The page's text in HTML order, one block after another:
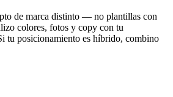
de marca distinto — no plantillas con
colores, fotos y copy con tu
tu posicionamiento es híbrido, combino